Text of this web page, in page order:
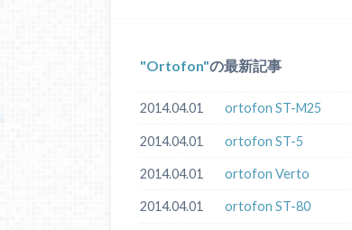
Ortofon の最新記事
2014.04.01 ortofon ST-M25
2014.04.01 ortofon ST-5
2014.04.01 ortofon Verto
2014.04.01 ortofon ST-80